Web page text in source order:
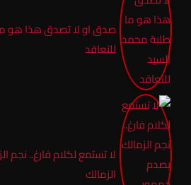
صدق او لا تصدق هذا هو
للتعاقد
لا تستمع لكلام فارغ.. نجم
الزمالك